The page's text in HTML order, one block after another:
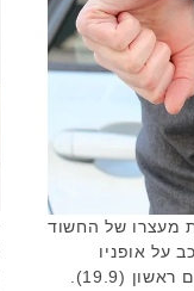
מעצרו של החשוד
בעת שרכב על אופניו
שלשום בכביש 4, סמוך למחלף גבעת שמואל, עד יום ראשון (19.9).